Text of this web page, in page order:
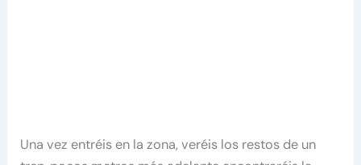
Una vez entréis en la zona, veréis los restos de un